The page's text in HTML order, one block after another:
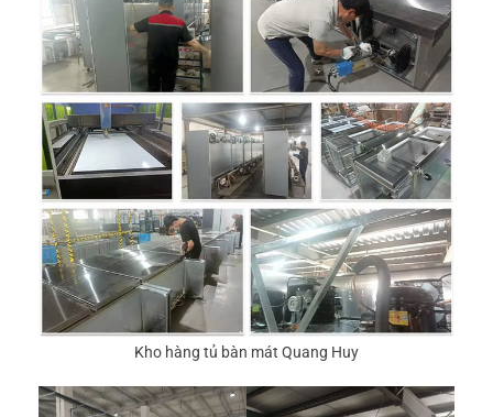
Kho hàng tủ bàn mát Quang Huy